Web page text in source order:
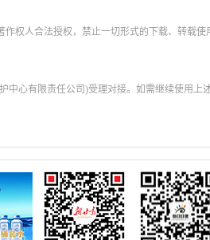
权人合法授权，禁止一切形式的下载、转载使
中心有限责任公司)受理对接。如需继续使用上